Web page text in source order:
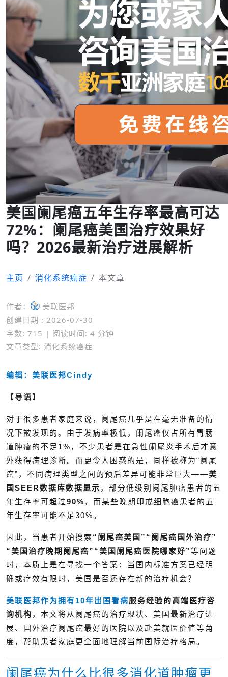
美国阑尾癌五年生存率最高可达
72%：阑尾癌美国治疗效果好
吗？2026最新治疗进展解析
主页 消化系统癌症 本文章
作者：
美联医邦
创建日期 : 2026-07-30
字数: 715 | 阅读时间: 4 分钟
文章类型: 消化系统癌症
编辑：美联医邦Cindy
【 导语】
对于很多患者家庭来说，阑尾癌几乎是在毫无准备的情
况下被发现的。由于发病率极低，阑尾癌仅占所有胃肠
道肿瘤的不足1%，不少患者是在急性阑尾炎手术后才意
外获得病理诊断。而更令人困惑的是，同样被称为“阑尾
癌”，不同病理类型之间的预后差异可能非常巨大——美
国SEER数据库数据显示 ，部分低级别阑尾肿瘤患者的五
年生存率可超过90% ，而某些晚期印戒细胞癌患者的五
年生存率可能不足30%。
因此，当患者开始搜索 “ 阑尾癌美国”“阑尾癌国外治疗”
“美国治疗晚期阑尾癌”“美国阑尾癌医院哪家好”等问题
时，本质上是在寻找一个答案：当国内标准方案已经明
确或疗效有限时，美国是否还存在新的治疗机会？
美联医邦作为拥有10年出国看病服务经验的高端医疗咨
询机构 ，本文将从阑尾癌的治疗现状、美国最新治疗进
展、国外治疗阑尾癌最好的医院以及赴美就医价值等角
度，帮助患者家庭更全面地理解当前国际治疗格局。
阑尾癌为什么比很多消化道肿瘤更